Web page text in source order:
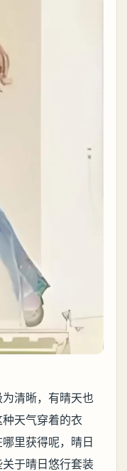
清晰，有晴天也
天气穿着的衣
里获得呢，晴日
于晴日悠行套装